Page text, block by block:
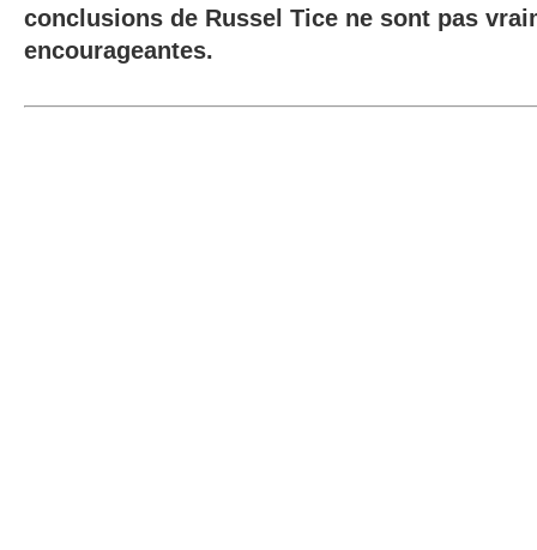
conclusions de Russel Tice ne sont pas
encourageantes.